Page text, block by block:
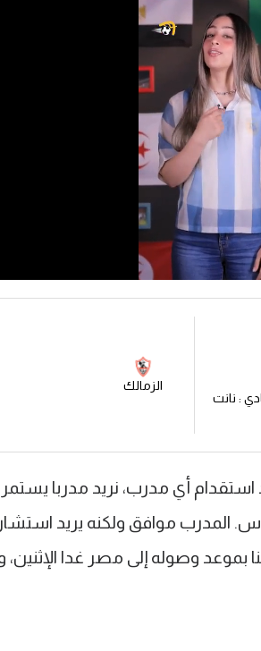
: نانت
الزمالك
استقدام أي مدرب، نريد مدربا
موافق ولكنه يريد
وصوله إلى مصر غدا الإثنين،